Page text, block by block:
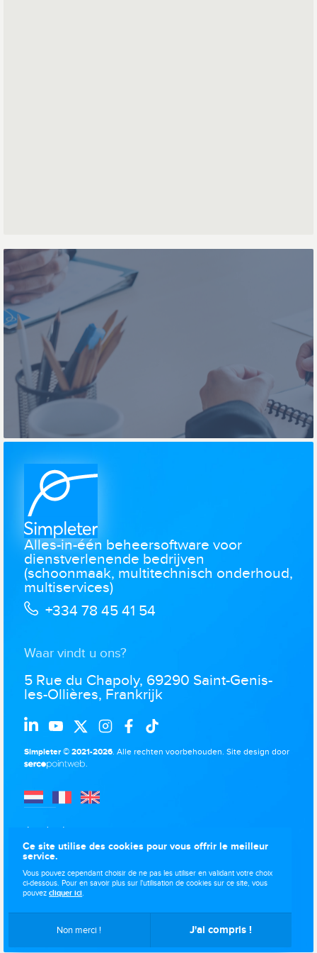
Alles-in-één beheersoftware voor
dienstverlenende bedrijven
(schoonmaak, multitechnisch onderhoud,
multiservices)
+334 78 45 41 54
Waar vindt u ons?
5 Rue du Chapoly, 69290 Saint-Genis-
les-Ollières, Frankrijk
Simpleter © 2021-2026. Alle rechten voorbehouden. Site design door
Juridische
kennisgevingen
Gegevensbescherming
Gebruik van cookies
Ce site utilise des cookies pour vous offrir le meilleur
service.
Vous pouvez cependant choisir de ne pas les utiliser en validant votre choix
ci-dessous. Pour en savoir plus sur l'utilisation de cookies sur ce site, vous
pouvezcliquer ici.
Non merci ! J'ai compris !